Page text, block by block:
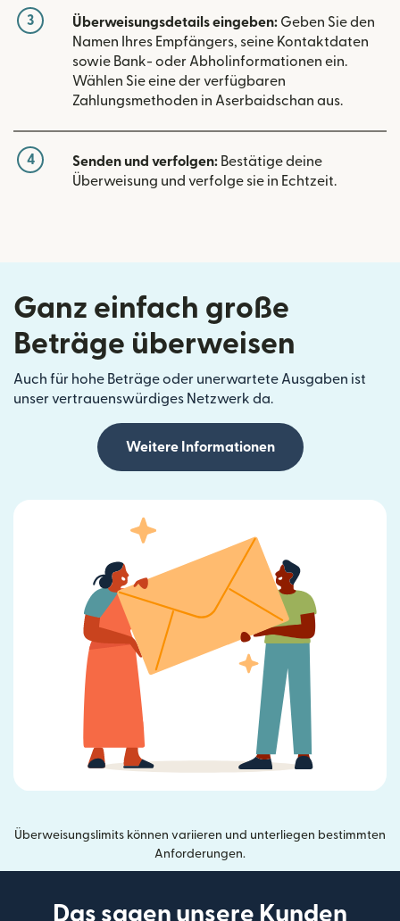
3 Überweisungsdetails eingeben: Geben Sie den
Namen Ihres Empfängers, seine Kontaktdaten
sowie Bank- oder Abholinformationen ein.
Wählen Sie eine der verfügbaren
Zahlungsmethoden in Aserbaidschan aus.
4 Senden und verfolgen: Bestätige deine
Überweisung und verfolge sie in Echtzeit.
Ganz einfach große
Beträge überweisen
Auch für hohe Beträge oder unerwartete Ausgaben ist
unser vertrauenswürdiges Netzwerk da.
Weitere Informationen
Überweisungslimits können variieren und unterliegen bestimmten
Anforderungen.
Das sagen unsere Kunden